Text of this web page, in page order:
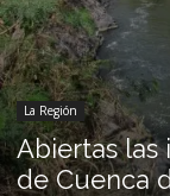
La Región
Abiertas las
de Cuenca